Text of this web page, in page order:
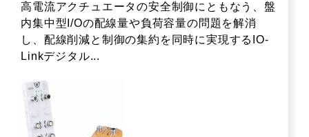
高電流アクチュエータの安全制御にともなう、盤
内集中型I/Oの配線量や負荷容量の問題を解消
し、配線削減と制御の集約を同時に実現するIO-
Linkデジタル...